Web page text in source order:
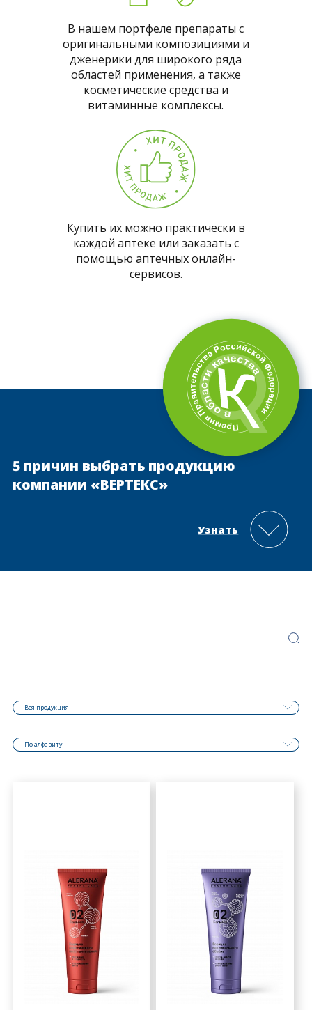
В нашем портфеле препараты с
оригинальными композициями и
дженерики для широкого ряда
областей применения, а также
косметические средства и
витаминные комплексы.
Купить их можно практически в
каждой аптеке или заказать с
помощью аптечных онлайн-
сервисов.
5 причин выбрать продукцию
компании «ВЕРТЕКС»
Узнать
Вся продукция